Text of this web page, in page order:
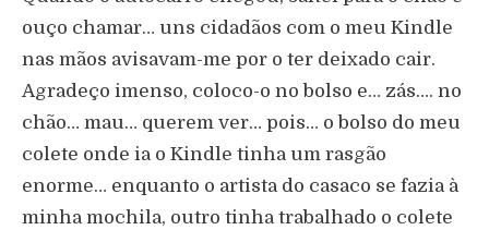
ouço chamar… uns cidadãos com o meu Kindle
nas mãos avisavam-me por o ter deixado cair.
Agradeço imenso, coloco-o no bolso e… zás…. no
chão… mau… querem ver… pois… o bolso do meu
colete onde ia o Kindle tinha um rasgão
enorme… enquanto o artista do casaco se fazia à
minha mochila, outro tinha trabalhado o colete